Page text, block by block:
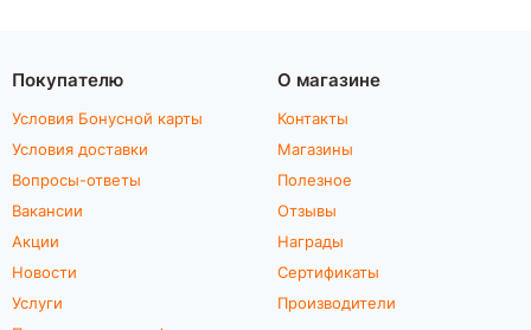
Покупателю
Условия Бонусной карты
Условия доставки
Вопросы-ответы
Вакансии
Акции
Новости
Услуги
О магазине
Контакты
Магазины
Полезное
Отзывы
Награды
Сертификаты
Производители